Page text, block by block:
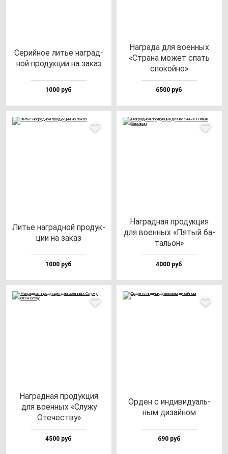
Серий­ное литье наг­рад­
ной про­дук­ции на за­каз
1000 руб
Наг­ра­да для во­ен­ных
«Стра­на мо­жет спать
спо­кой­но»
6500 руб
Литье наг­рад­ной про­дук­
ции на за­каз
1000 руб
Наг­рад­ная про­дук­ция
для во­ен­ных «Пятый ба­
таль­он»
4000 руб
Наг­рад­ная про­дук­ция
для во­ен­ных «Слу­жу
Оте­чес­тву»
4500 руб
Орден с ин­ди­ви­ду­аль­
ным ди­зай­ном
690 руб